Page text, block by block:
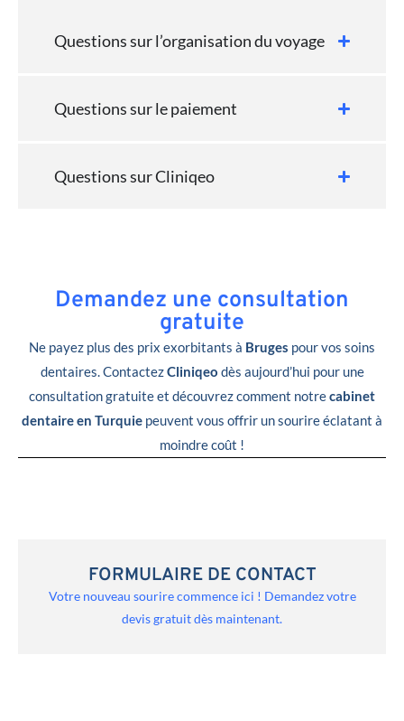
Questions sur l’organisation du voyage
Questions sur le paiement
Questions sur Cliniqeo
Demandez une consultation
gratuite
Ne payez plus des prix exorbitants à Bruges pour vos soins
dentaires. ContactezCliniqeo dès aujourd’hui pour une
consultation gratuite et découvrez comment notrecabinet
dentaire en Turquie peuvent vous offrir un sourire éclatant à
moindre coût !
FORMULAIRE DE CONTACT
Votre nouveau sourire commence ici ! Demandez votre
devis gratuit dès maintenant.